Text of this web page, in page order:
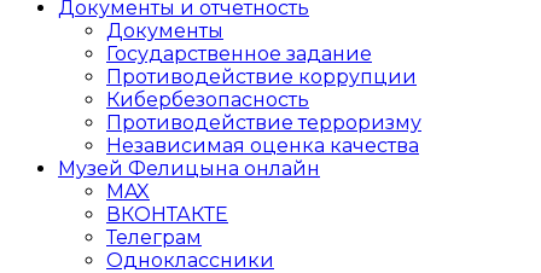
Документы и отчетность
Документы
Государственное задание
Противодействие коррупции
Кибер­безопасность
Противодействие терроризму
Независимая оценка качества
Музей Фелицына онлайн
MAX
ВКОНТАКТЕ
Телеграм
Одноклассники